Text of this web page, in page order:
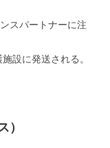
スパートナーに注
設に発送される。
）